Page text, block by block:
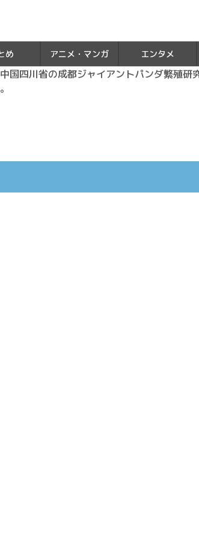
め アニメ・マンガ エンタメ
国四川省の成都ジャイアントパンダ繁殖